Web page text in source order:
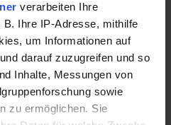
verarbeiten Ihre
Ihre IP-Adresse, mithilfe
um Informationen auf
darauf zuzugreifen und so
Inhalte, Messungen von
sowie
zu ermöglichen. Sie
Schritt in der
Kindern. Es lehrt sie den
Verantwortung und
für das
ab wann sollten Kinder